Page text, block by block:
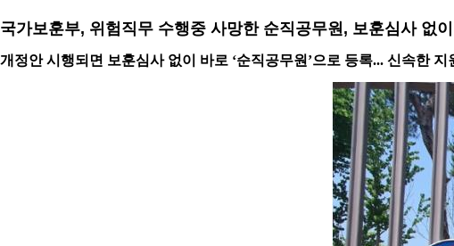
국가보훈부, 위험직무 수행중 사망한 순직공무원, 보훈심사 없
개정안 시행되면 보훈심사 없이 바로 ‘순직공무원’으로 등록... 신속한 지